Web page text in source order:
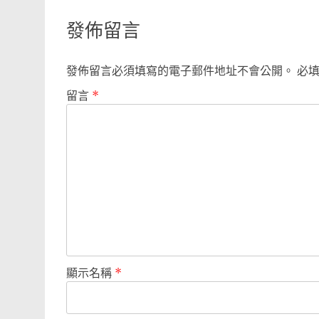
發佈留言
發佈留言必須填寫的電子郵件地址不會公開。 必
留言 *
顯示名稱 *